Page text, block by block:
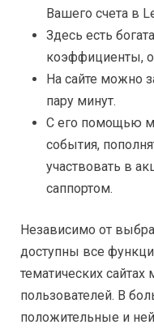
Вашего счета в
Здесь есть
коэффициенты,
На сайте можно
пару минут.
С его помощью
события,
участвовать в
саппортом.
Независимо от
доступны все
тематических
пользователей. В
положительные и